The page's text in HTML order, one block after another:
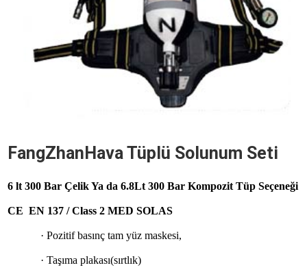
FangZhanHava Tüplü Solunum Seti
6 lt 300 Bar Çelik Ya da 6.8Lt 300 Bar Kompozit Tüp Seçeneği
CE EN 137 / Class 2 MED SOLAS
·Pozitif basınç tam yüz maskesi,
·Taşıma plakası(sırtlık)